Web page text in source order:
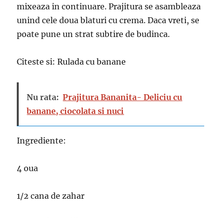
mixeaza in continuare. Prajitura se asambleaza
unind cele doua blaturi cu crema. Daca vreti, se
poate pune un strat subtire de budinca.
Citeste si: Rulada cu banane
Nu rata: Prajitura Bananita- Deliciu cu
banane, ciocolata si nuci
Ingrediente:
4 oua
1/2 cana de zahar